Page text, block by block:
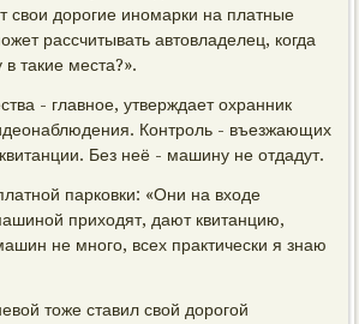
свои дорогие иномарки на платные
рассчитывать автовладелец, когда
такие места?».
- главное, утверждает охранник
Контроль - въезжающих
Без неё - машину не отдадут.
парковки: «Они на входе
приходят, дают квитанцию,
не много, всех практически я знаю
тоже ставил свой дорогой